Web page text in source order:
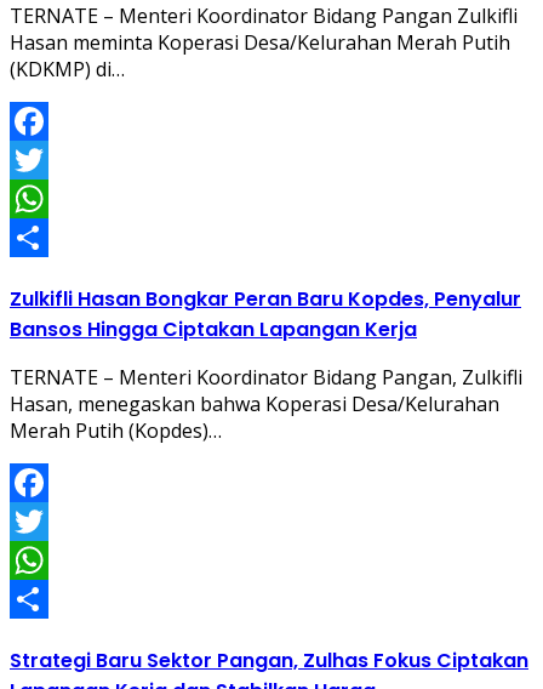
TERNATE – Menteri Koordinator Bidang Pangan Zulkifli
Hasan meminta Koperasi Desa/Kelurahan Merah Putih
(KDKMP) di…
Facebook
Twitter
WhatsApp
Zulkifli Hasan Bongkar Peran Baru Kopdes, Penyalur
Bansos Hingga Ciptakan Lapangan Kerja
TERNATE – Menteri Koordinator Bidang Pangan, Zulkifli
Hasan, menegaskan bahwa Koperasi Desa/Kelurahan
Merah Putih (Kopdes)…
Facebook
Twitter
WhatsApp
Strategi Baru Sektor Pangan, Zulhas Fokus Ciptakan